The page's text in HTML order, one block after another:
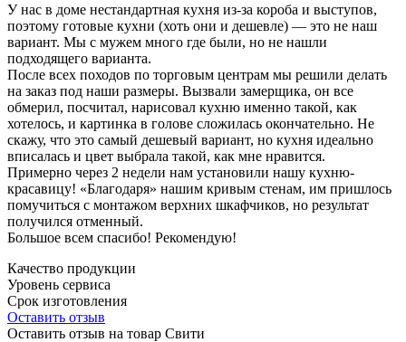
У нас в доме нестандартная кухня из-за короба и выступов,
поэтому готовые кухни (хоть они и дешевле) — это не наш
вариант. Мы с мужем много где были, но не нашли
подходящего варианта.
После всех походов по торговым центрам мы решили делать
на заказ под наши размеры. Вызвали замерщика, он все
обмерил, посчитал, нарисовал кухню именно такой, как
хотелось, и картинка в голове сложилась окончательно. Не
скажу, что это самый дешевый вариант, но кухня идеально
вписалась и цвет выбрала такой, как мне нравится.
Примерно через 2 недели нам установили нашу кухню-
красавицу! «Благодаря» нашим кривым стенам, им пришлось
помучиться с монтажом верхних шкафчиков, но результат
получился отменный.
Большое всем спасибо! Рекомендую!
Качество продукции
Уровень сервиса
Срок изготовления
Оставить отзыв
Оставить отзыв на товар Свити